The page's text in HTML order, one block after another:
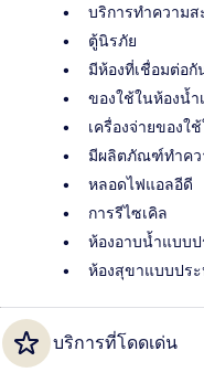
บริการทำความ
ตู้นิรภัย
มีห้องที่เชื่อมต่อกั
ของใช้ในห้องน้
เครื่องจ่ายของใ
มีผลิตภัณฑ์ทำคว
หลอดไฟแอลอีดี
การรีไซเคิล
ห้องอาบน้ำแบบ
ห้องสุขาแบบปร
บริการที่โดดเด่น